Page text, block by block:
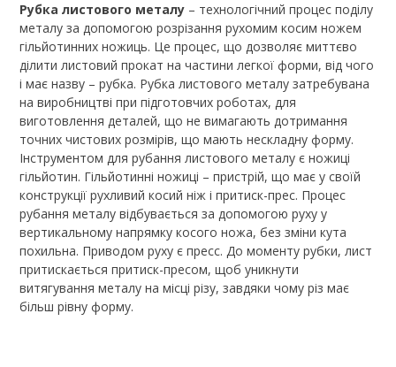
Рубка листового металу – технологічний процес поділу
металу за допомогою розрізання рухомим косим ножем
гільйотинних ножиць. Це процес, що дозволяє миттєво
ділити листовий прокат на частини легкої форми, від чого
і має назву – рубка. Рубка листового металу затребувана
на виробництві при підготовчих роботах, для
виготовлення деталей, що не вимагають дотримання
точних чистових розмірів, що мають нескладну форму.
Інструментом для рубання листового металу є ножиці
гільйотин. Гільйотинні ножиці – пристрій, що має у своїй
конструкції рухливий косий ніж і притиск-прес. Процес
рубання металу відбувається за допомогою руху у
вертикальному напрямку косого ножа, без зміни кута
похильна. Приводом руху є пресс. До моменту рубки, лист
притискається притиск-пресом, щоб уникнути
витягування металу на місці різу, завдяки чому різ має
більш рівну форму.